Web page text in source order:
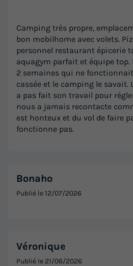
Camping très propre,
bon mobilhome avec volets.
personnel restaurant épicerie
aquagym parfait et équipe
2 semaines qui ne
cassée et le camping le savait.
a pas fait son travail pour
nous a jamais recontacte
est honteux et du vol de faire
fonctionne pas.
Bonaho
Publié le12/07/2026
Véronique
Publié le 21/06/2026